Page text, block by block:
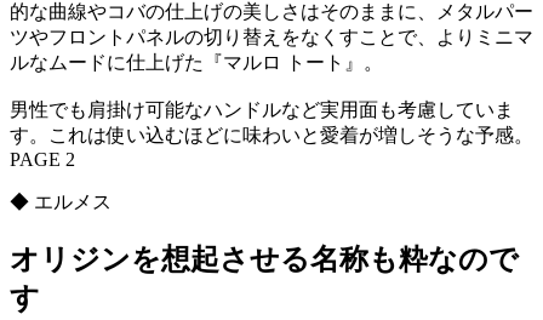
的な曲線やコバの仕上げの美しさはそのままに、メタルパー
ツやフロントパネルの切り替えをなくすことで、よりミニマ
ルなムードに仕上げた『マルロ トート』。
男性でも肩掛け可能なハンドルなど実用面も考慮していま
す。これは使い込むほどに味わいと愛着が増しそうな予感。
PAGE 2
◆ エルメス
オリジンを想起させる名称も粋なので
す